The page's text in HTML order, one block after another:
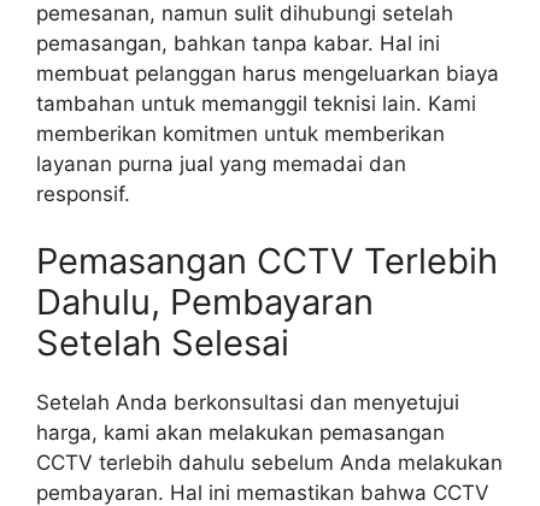
pemesanan, namun sulit dihubungi setelah
pemasangan, bahkan tanpa kabar. Hal ini
membuat pelanggan harus mengeluarkan biaya
tambahan untuk memanggil teknisi lain. Kami
memberikan komitmen untuk memberikan
layanan purna jual yang memadai dan
responsif.
Pemasangan CCTV Terlebih
Dahulu, Pembayaran
Setelah Selesai
Setelah Anda berkonsultasi dan menyetujui
harga, kami akan melakukan pemasangan
CCTV terlebih dahulu sebelum Anda melakukan
pembayaran. Hal ini memastikan bahwa CCTV